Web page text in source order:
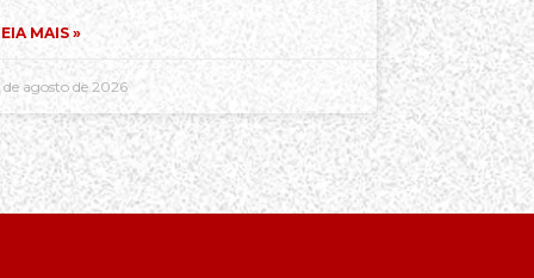
MAIS »
de agosto de 2026